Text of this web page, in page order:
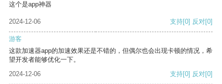
这个是app神器
2024-12-06 支持[0] 反对[0]
游客
这款加速器app的加速效果还是不错的，但偶尔也会出现卡顿的情况，希
望开发者能够优化一下。
2024-12-06
支持[0] 反对[0]